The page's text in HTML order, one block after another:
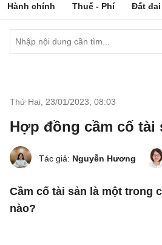
Hành chính Thuế - Phí Đất
Thứ Hai, 23/01/2023 08:03
Hợp đồng cầm cố
Tác giả: Nguyễn Hương
Cầm cố tài sản là một trong
nào?